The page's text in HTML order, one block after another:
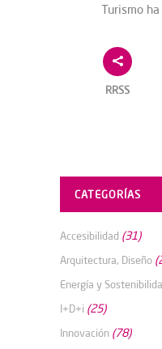
Turismo
RRSS
CATEGORÍAS
Accesibilidad (31)
Arquitectura, Diseño
Energía y
I+D+i (25)
Innovación (78)